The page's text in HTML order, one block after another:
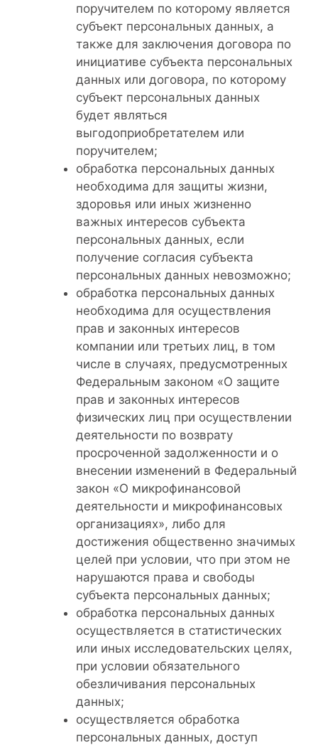
поручителем по которому является
субъект персональных данных, а
также для заключения договора по
инициативе субъекта персональных
данных или договора, по которому
субъект персональных данных
будет являться
выгодоприобретателем или
поручителем;
обработка персональных данных
необходима для защиты жизни,
здоровья или иных жизненно
важных интересов субъекта
персональных данных, если
получение согласия субъекта
персональных данных невозможно;
обработка персональных данных
необходима для осуществления
прав и законных интересов
компании или третьих лиц, в том
числе в случаях, предусмотренных
Федеральным законом «О защите
прав и законных интересов
физических лиц при осуществлении
деятельности по возврату
просроченной задолженности и о
внесении изменений в Федеральный
закон «О микрофинансовой
деятельности и микрофинансовых
организациях», либо для
достижения общественно значимых
целей при условии, что при этом не
нарушаются права и свободы
субъекта персональных данных;
обработка персональных данных
осуществляется в статистических
или иных исследовательских целях,
при условии обязательного
обезличивания персональных
данных;
осуществляется обработка
персональных данных, доступ